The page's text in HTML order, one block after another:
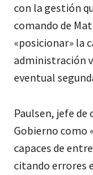
con la gestión
comando de
«posicionar» la
administración
eventual
Paulsen, jefe
Gobierno como
capaces de
citando errores